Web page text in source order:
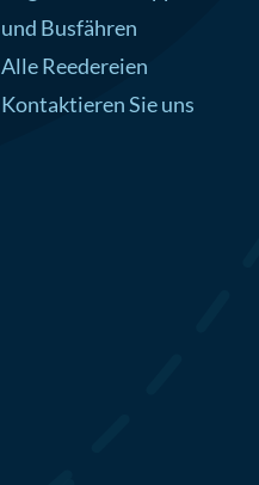
und Busfähren
Alle Reedereien
Kontaktieren Sie uns